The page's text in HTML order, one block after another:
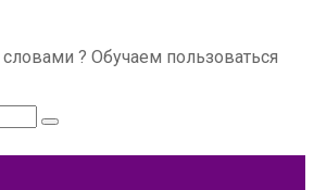
? Обучаем пользоваться